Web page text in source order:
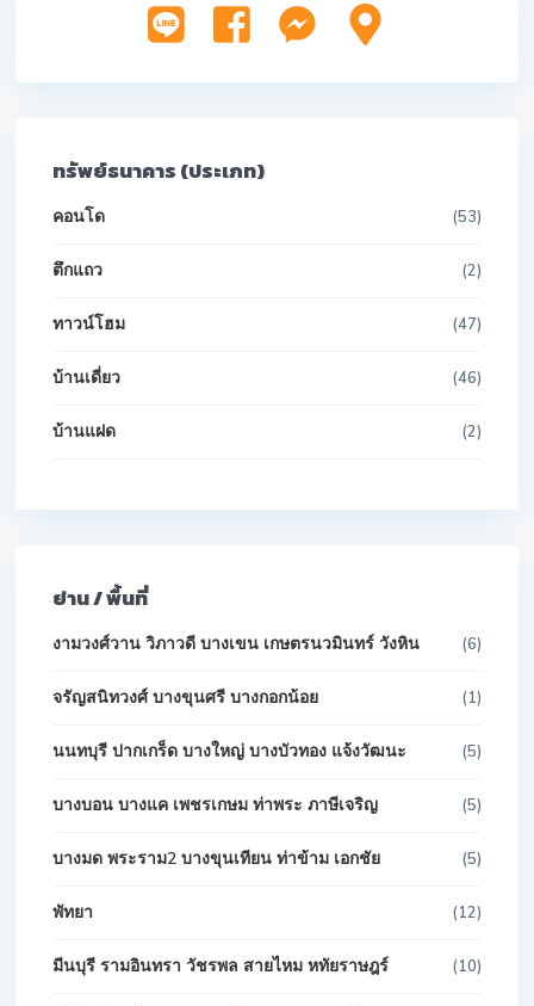
ทรัพย์ธนาคาร (ประเภท)
คอนโด (53)
ตึกแถว (2)
ทาวน์โฮม (47)
บ้านเดี่ยว (46)
บ้านแฝด (2)
ย่าน / พื้นที่
งามวงศ์วาน วิภาวดี บางเขน เกษตรนวมินทร์ วังหิน (6)
จรัญสนิทวงศ์ บางขุนศรี บางกอกน้อย (1)
นนทบุรี ปากเกร็ด บางใหญ่ บางบัวทอง แจ้งวัฒนะ (5)
บางบอน บางแค เพชรเกษม ท่าพระ ภาษีเจริญ (5)
บางมด พระราม2 บางขุนเทียน ท่าข้าม เอกชัย (5)
พัทยา (12)
มีนบุรี รามอินทรา วัชรพล สายไหม หทัยราษฎร์ (10)